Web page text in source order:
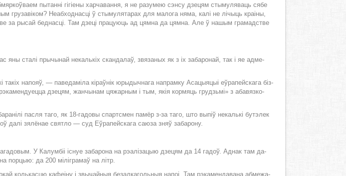
пы­тан­ні гі­гі­е­ны хар­ча­ван­ня, я не ра­зу­мею сэн­су дзе­цям сты­му­ля­ваць ся­бе
гру­за­ві­ком? Не­аб­ход­нас­ці ў сты­му­ля­та­рах для ма­ло­га ня­ма, ка­лі не лі­чыць кра­і­ны,
за ры­сай бед­нас­ці. Там дзе­ці пра­цу­юць ад цям­на да цям­на. Але ў на­шым гра­мад­стве
ста­лі пры­чы­най не­каль­кіх скан­да­лаў, звя­за­ных як з іх за­ба­ро­най, так і яе ад­ме­
на­по­яў, — па­ве­да­мі­ла кі­раў­нік юры­дыч­на­га на­прам­ку Аса­цы­я­цыі еў­ра­пей­ска­га біз­
дзе­цям, жан­чы­нам ця­жар­ным і тым, якія кор­мяць грудзь­мі» з аба­вяз­ко­
пас­ля та­го, як 18-га­до­вы спарт­смен па­мёр з-за та­го, што вы­піў не­каль­кі бу­тэ­лек
да­лі зя­лё­нае свят­ло — суд Еў­ра­пей­ска­га са­ю­за зняў за­ба­ро­ну.
У Ка­лум­біі існуе за­ба­ро­на на рэа­лі­за­цыю дзе­цям да 14 га­доў. Ад­нак там да­
пор­цыю: да 200 мі­лі­гра­маў на літр.
коль­кас­цю ка­фе­і­ну і звы­чай­ныя без­ал­ка­голь­ныя на­поі. Там рэ­ка­мен­да­ва­на аб­ме­жа­